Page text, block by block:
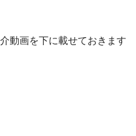
動画を下に載せておきます